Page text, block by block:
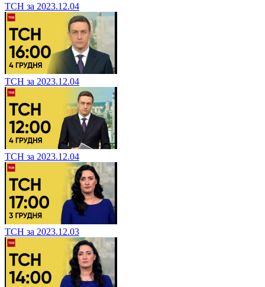
ТСН за 2023.12.04
ТСН за 2023.12.04
ТСН за 2023.12.04
ТСН за 2023.12.03